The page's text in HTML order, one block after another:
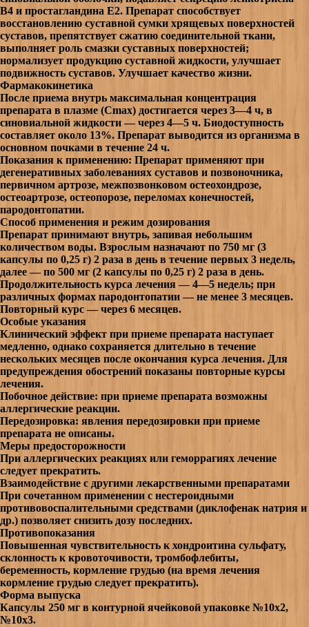
B4 и простагландина E2. Препарат способствует
восстановлению суставной сумки хрящевых поверхностей
суставов, препятствует сжатию соединительной ткани,
выполняет роль смазки суставных поверхностей;
нормализует продукцию суставной жидкости, улучшает
подвижность суставов. Улучшает качество жизни.
Фармакокинетика
После приема внутрь максимальная концентрация
препарата в плазме (Cmax) достигается через 3—4 ч, в
синовиальной жидкости — через 4—5 ч. Биодоступность
составляет около 13%. Препарат выводится из организма в
основном почками в течение 24 ч.
Показания к применению: Препарат применяют при
дегенеративных заболеваниях суставов и позвоночника,
первичном артрозе, межпозвонковом остеохондрозе,
остеоартрозе, остеопорозе, переломах конечностей,
пародонтопатии.
Способ применения и режим дозирования
Препарат принимают внутрь, запивая небольшим
количеством воды. Взрослым назначают по 750 мг (3
капсулы по 0,25 г) 2 раза в день в течение первых 3 недель,
далее — по 500 мг (2 капсулы по 0,25 г) 2 раза в день.
Продолжительность курса лечения — 4—5 недель; при
различных формах пародонтопатии — не менее 3 месяцев.
Повторный курс — через 6 месяцев.
Особые указания
Клинический эффект при приеме препарата наступает
медленно, однако сохраняется длительно в течение
нескольких месяцев после окончания курса лечения. Для
предупреждения обострений показаны повторные курсы
лечения.
Побочное действие: при приеме препарата возможны
аллергические реакции.
Передозировка: явления передозировки при приеме
препарата не описаны.
Меры предосторожности
При аллергических реакциях или геморрагиях лечение
следует прекратить.
Взаимодействие с другими лекарственными препаратами
При сочетанном применении с нестероидными
противовоспалительными средствами (диклофенак натрия и
др.) позволяет снизить дозу последних.
Противопоказания
Повышенная чувствительность к хондроитина сульфату,
склонность к кровоточивости, тромбофлебиты,
беременность, кормление грудью (на время лечения
кормление грудью следует прекратить).
Форма выпуска
Капсулы 250 мг в контурной ячейковой упаковке №10х2,
№10х3.